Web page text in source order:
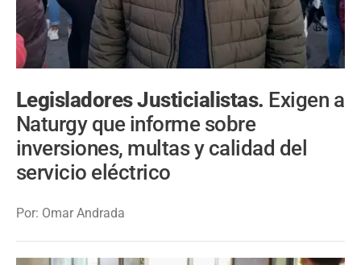
Legisladores Justicialistas. Exigen a
Naturgy que informe sobre
inversiones, multas y calidad del
servicio eléctrico
Por: Omar Andrada